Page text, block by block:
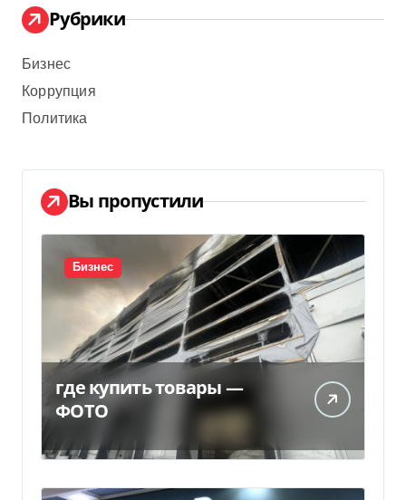
Рубрики
Бизнес
Коррупция
Политика
Вы пропустили
Бизнес
где купить товары —
ФОТО